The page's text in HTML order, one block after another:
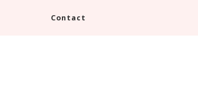
Contact